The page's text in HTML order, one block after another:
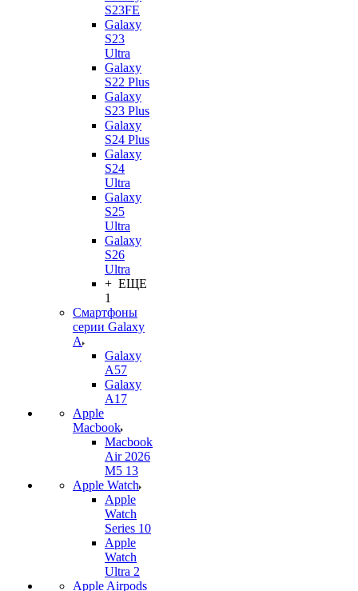
S23FE
Galaxy
S23
Ultra
Galaxy
S22 Plus
Galaxy
S23 Plus
Galaxy
S24 Plus
Galaxy
S24
Ultra
Galaxy
S25
Ultra
Galaxy
S26
Ultra
+ ЕЩЕ
1
Смартфоны
серии Galaxy
A
Galaxy
A57
Galaxy
A17
Apple
Macbook
Macbook
Air 2026
M5 13
Apple Watch
Apple
Watch
Series 10
Apple
Watch
Ultra 2
Apple Airpods